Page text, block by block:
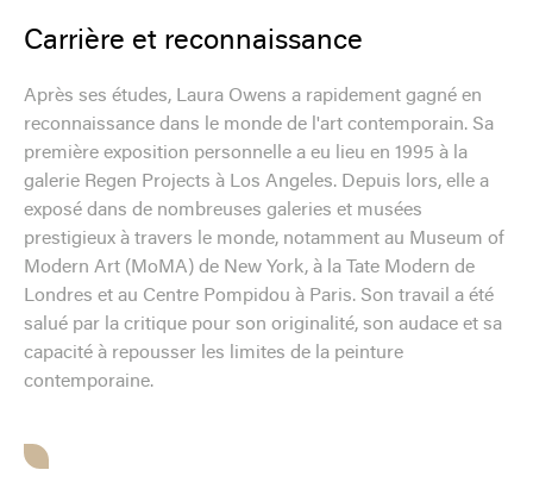
Carrière et reconnaissance
Après ses études, Laura Owens a rapidement gagné en
reconnaissance dans le monde de l'art contemporain. Sa
première exposition personnelle a eu lieu en 1995 à la
galerie Regen Projects à Los Angeles. Depuis lors, elle a
exposé dans de nombreuses galeries et musées
prestigieux à travers le monde, notamment au Museum of
Modern Art (MoMA) de New York, à la Tate Modern de
Londres et au Centre Pompidou à Paris. Son travail a été
salué par la critique pour son originalité, son audace et sa
capacité à repousser les limites de la peinture
contemporaine.